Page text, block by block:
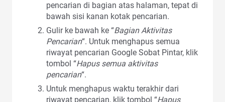
pencarian di bagian atas halaman, tepat di
bawah sisi kanan kotak pencarian.
Gulir ke bawah ke “Bagian Aktivitas
Pencarian“. Untuk menghapus semua
riwayat pencarian Google Sobat Pintar, klik
tombol “Hapus semua aktivitas
pencarian“.
Untuk menghapus waktu terakhir dari
riwayat pencarian, klik tombol “Hapus